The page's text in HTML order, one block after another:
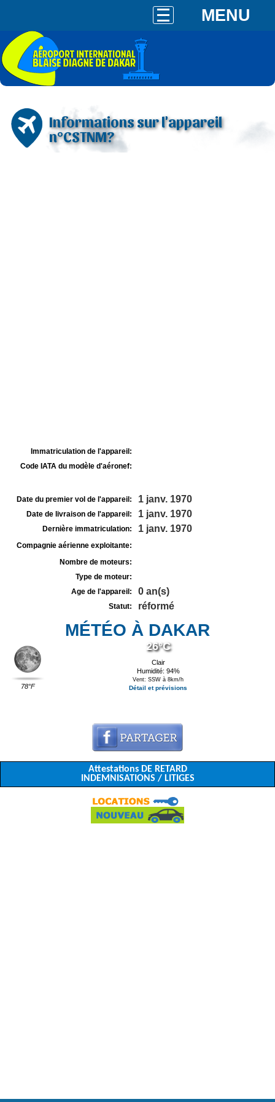
MENU
Informations sur l'appareil
n°CSTNM?
Immatriculation de l'appareil:
Code IATA du modèle d'aéronef:
Date du premier vol de l'appareil: 1 janv. 1970
Date de livraison de l'appareil: 1 janv. 1970
Dernière immatriculation: 1 janv. 1970
Compagnie aérienne exploitante:
Nombre de moteurs:
Type de moteur:
Age de l'appareil:
0 an(s)
Statut: réformé
MÉTÉO À DAKAR
78°F
26°C
Clair
Humidité: 94%
Vent: SSW à 8km/h
Détail et prévisions
Attestations DE RETARD
INDEMNISATIONS / LITIGES